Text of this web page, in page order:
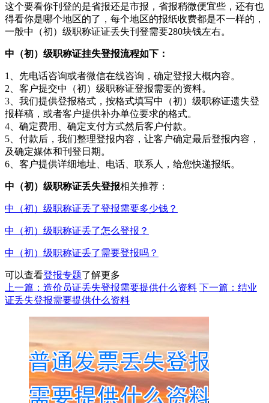
这个要看你刊登的是省报还是市报，省报稍微便宜些，还有也
得看你是哪个地区的了，每个地区的报纸收费都是不一样的，
一般中（初）级职称证证丢失刊登需要280块钱左右。
中（初）级职称证挂失登报流程如下：
1、先电话咨询或者微信在线咨询，确定登报大概内容。
2、客户提交中（初）级职称证登报需要的资料。
3、我们提供登报格式，按格式填写中（初）级职称证遗失登
报样稿，或者客户提供补办单位要求的格式。
4、确定费用、确定支付方式然后客户付款。
5、付款后，我们整理登报内容，让客户确定最后登报内容，
及确定媒体和刊登日期。
6、客户提供详细地址、电话、联系人，给您快递报纸。
中（初）级职称证丢失登报相关推荐：
中（初）级职称证丢了登报需要多少钱？
中（初）级职称证丢了怎么登报？
中（初）级职称证丢了需要登报吗？
可以查看登报专题了解更多
上一篇：造价员证丢失登报需要提供什么资料 下一篇：结业
证丢失登报需要提供什么资料